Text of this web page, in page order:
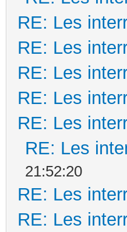
RE: Les
RE: Les
RE: Les
RE: Les
RE: Les
RE: Les
21:52:20
RE: Les
RE: Les